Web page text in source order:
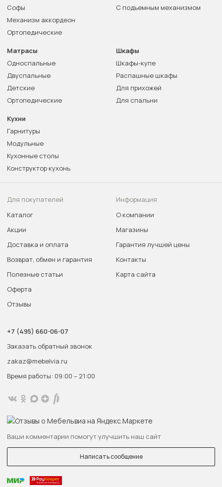
Софы
Механизм аккордеон
Ортопедические
С подъемным механизмом
Матрасы
Односпальные
Двуспальные
Детские
Ортопедические
Шкафы
Шкафы-купе
Распашные шкафы
Для прихожей
Для спальни
Кухни
Гарнитуры
Модульные
Кухонные столы
Конструктор кухонь
Для покупателей
Каталог
Акции
Доставка и оплата
Возврат, обмен и гарантия
Полезные статьи
Оферта
Отзывы
Информация
О компании
Магазины
Гарантия лучшей цены
Контакты
Карта сайта
+7 (495) 660-06-07
Заказать обратный звонок
zakaz@mebelvia.ru
Время работы: 09:00 – 21:00
Ваши комментарии помогут улучшить наш сайт
Написать сообщение